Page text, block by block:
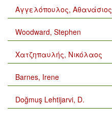
Αγγελόπουλος, Αθανάσιος
Woodward, Stephen
Χατζηπαυλής, Νικόλαος
Barnes, Irene
Doğmuş Lehtijarvi, D.